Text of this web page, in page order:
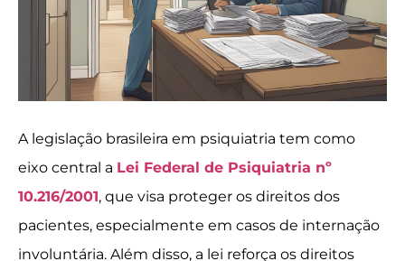
A legislação brasileira em psiquiatria tem como
eixo central a Lei Federal de Psiquiatria nº
10.216/2001, que visa proteger os direitos dos
pacientes, especialmente em casos de internação
involuntária. Além disso, a lei reforça os direitos